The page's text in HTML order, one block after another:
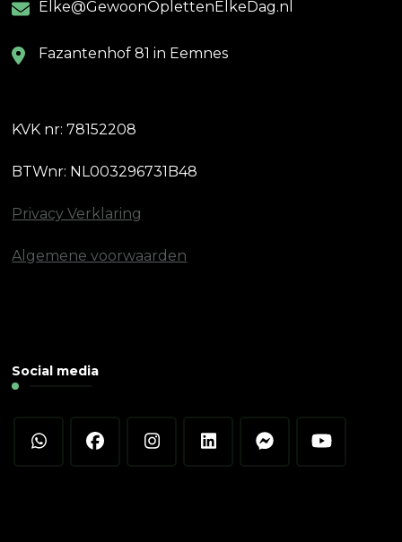
Elke@GewoonOplettenElkeDag.nl
Fazantenhof 81 in Eemnes
KVK nr: 78152208
BTWnr: NL003296731B48
Privacy Verklaring
Algemene voorwaarden
Social media